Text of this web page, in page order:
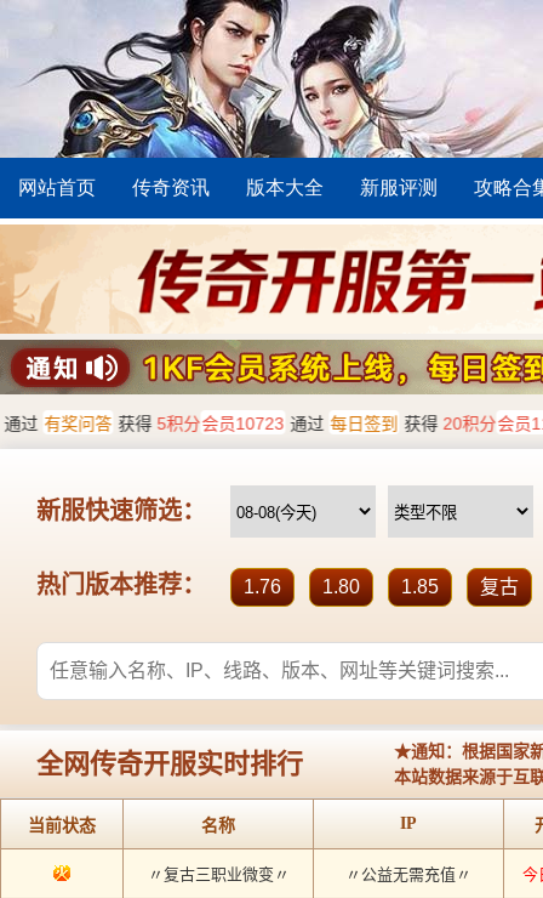
网站首页 传奇资讯 版本大全 新服评测 攻略合